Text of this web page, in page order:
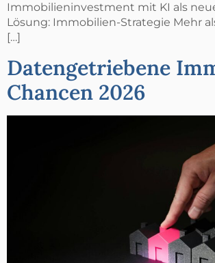
Immobilieninvestment mit KI als
Lösung: Immobilien-Strategie Mehr
[…]
Datengetriebene
Chancen 2026